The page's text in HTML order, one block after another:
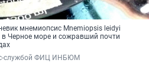
мнемиопсис Mnemiopsis leidyi
в Черное море и сожравший почти
службой ФИЦ ИНБЮМ